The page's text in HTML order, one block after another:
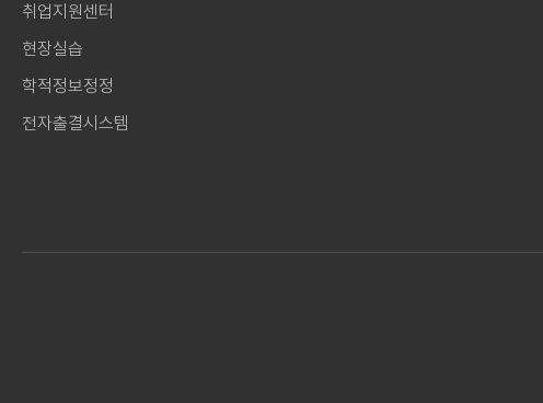
취업지원센터
현장실습
학적정보정정
전자출결시스템